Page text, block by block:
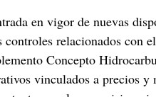
en vigor de nuevas
relacionados con
Concepto
vinculados a precios